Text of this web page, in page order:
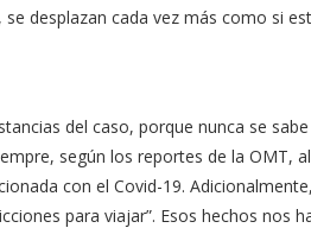
desplazan cada vez más como si
del caso, porque nunca se
según los reportes de la OMT,
con el Covid-19.
para viajar”. Esos hechos nos